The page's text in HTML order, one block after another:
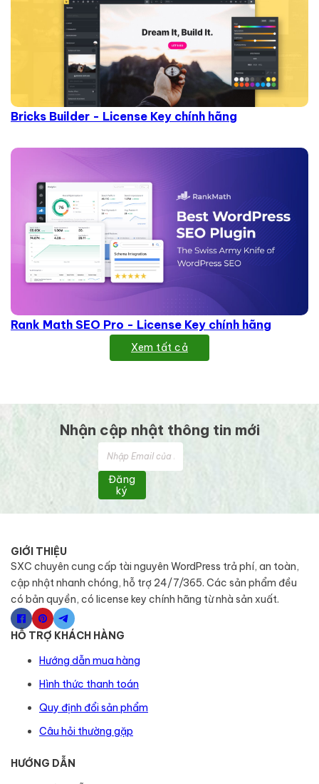
Bricks Builder - License Key chính hãng
Rank Math SEO Pro - License Key chính hãng
Xem tất cả
Nhận cập nhật thông tin mới
Đăng
ký
GIỚI THIỆU
SXC chuyên cung cấp tài nguyên WordPress trả phí, an toàn,
cập nhật nhanh chóng, hỗ trợ 24/7/365. Các sản phẩm đều
có bản quyền, có license key chính hãng từ nhà sản xuất.
HỖ TRỢ KHÁCH HÀNG
Hướng dẫn mua hàng
Hình thức thanh toán
Quy định đổi sản phẩm
Câu hỏi thường gặp
HƯỚNG DẪN